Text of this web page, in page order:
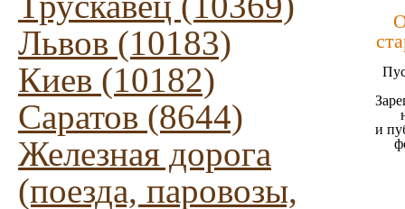
Львов (10183)
Киев (10182)
Саратов (8644)
Железная дорога
(поезда, паровозы,
и